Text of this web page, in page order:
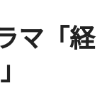
マ「経